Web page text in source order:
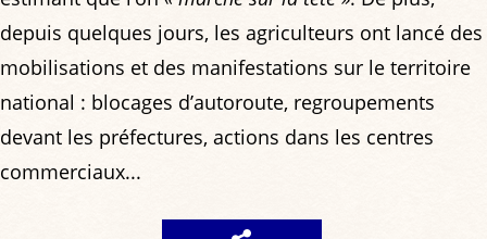
depuis quelques jours, les agriculteurs ont lancé des
mobilisations et des manifestations sur le territoire
national : blocages d’autoroute, regroupements
devant les préfectures, actions dans les centres
commerciaux...